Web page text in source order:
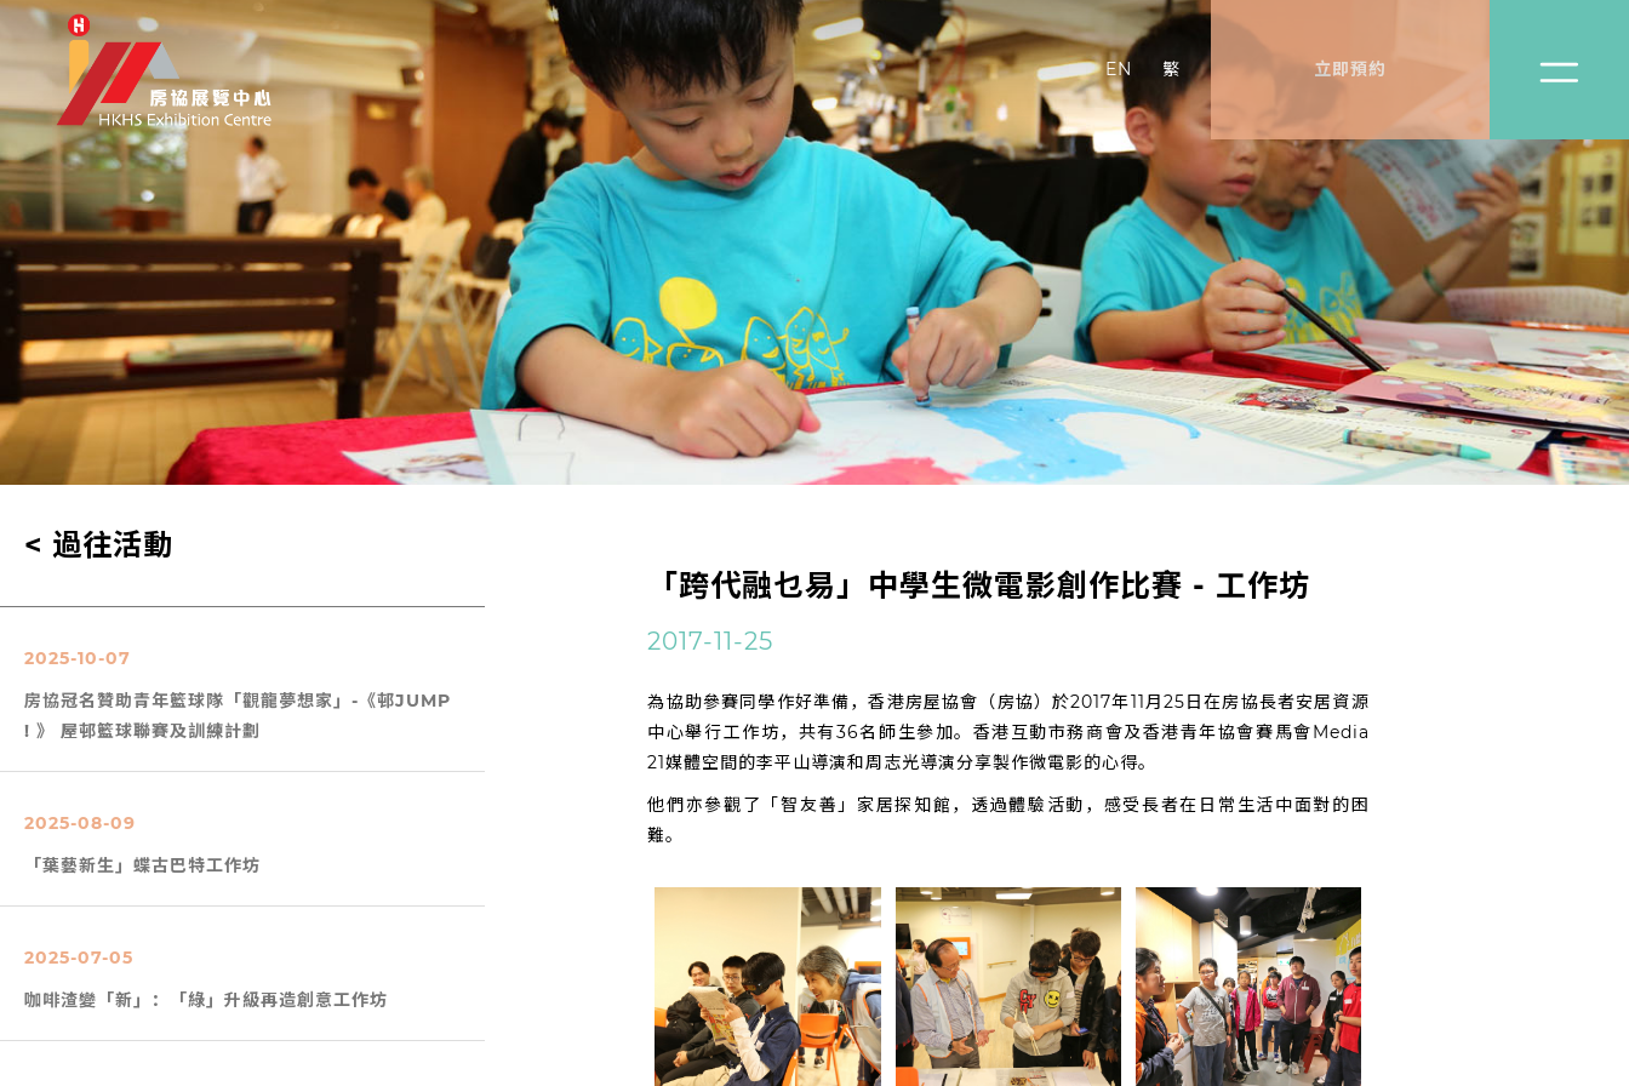
EN 繁 立即預約
< 過往活動
2025-10-07
房協冠名贊助青年籃球隊「觀龍夢想家」-《邨JUMP
! 》 屋邨籃球聯賽及訓練計劃
2025-08-09
「葉藝新生」蝶古巴特工作坊
2025-07-05
咖啡渣變「新」：「綠」升級再造創意工作坊
「跨代融乜易」中學生微電影創作比賽 - 工作坊
2017-11-25
為協助參賽同學作好準備，香港房屋協會（房協）於2017年11月25日在房協長者安居資源
中心舉行工作坊，共有36名師生參加。香港互動市務商會及香港青年協會賽馬會Media
21媒體空間的李平山導演和周志光導演分享製作微電影的心得。
他們亦參觀了「智友善」家居探知館，透過體驗活動，感受長者在日常生活中面對的困
難。